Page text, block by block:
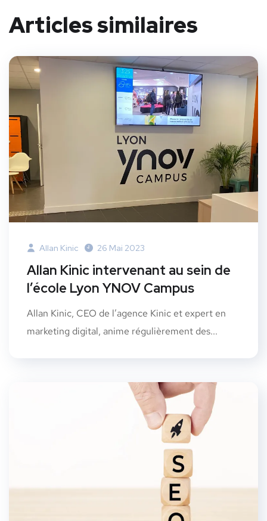
Articles similaires
Allan Kinic 26 Mai 2023
Allan Kinic intervenant au sein de
l’école Lyon YNOV Campus
Allan Kinic, CEO de l’agence Kinic et expert en
marketing digital, anime régulièrement des...